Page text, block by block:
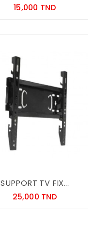
15,000 TNDPrix
SUPPORT TV FIX...
25,000 TNDPrix